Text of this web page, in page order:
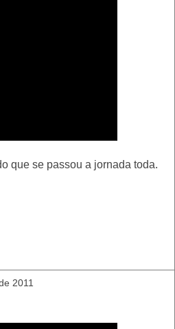
que se passou a jornada toda.
2011